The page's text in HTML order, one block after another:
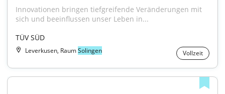
Innovationen bringen tiefgreifende Veränderungen mit
sich und beeinflussen unser Leben in...
TÜV SÜD
Leverkusen, RaumSolingen Vollzeit